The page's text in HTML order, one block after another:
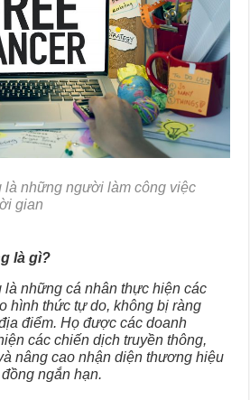
là những người làm công việc
gian
là gì?
là những cá nhân thực hiện các
hình thức tự do, không bị ràng
điểm. Họ được các doanh
các chiến dịch truyền thông,
nâng cao nhận diện thương hiệu
ngắn hạn.